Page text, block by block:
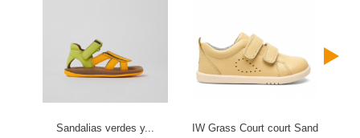
Sandalias verdes y... IW Grass Court court Sand